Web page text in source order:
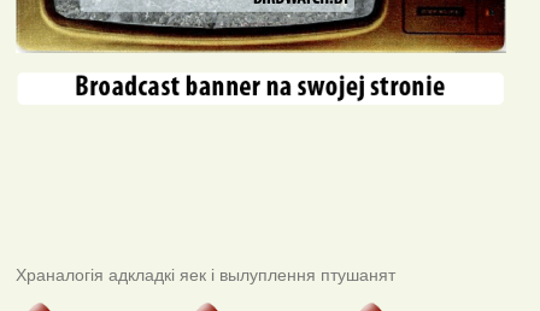
Храналогія адкладкі яек і вылуплення птушанят